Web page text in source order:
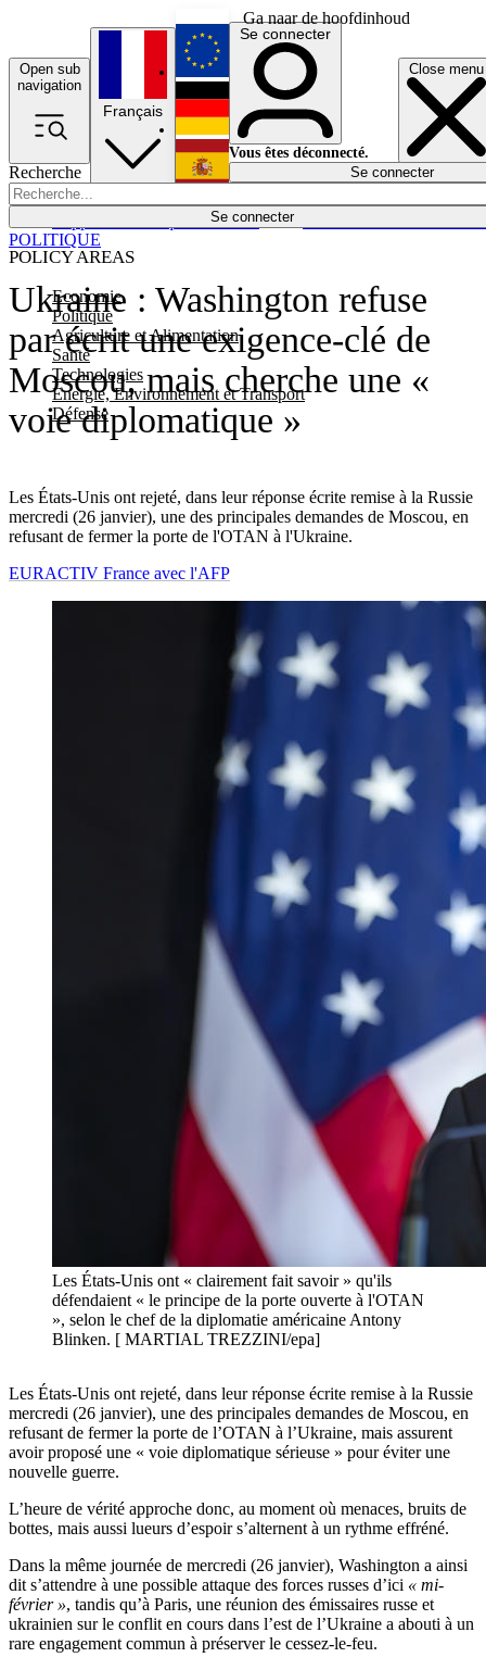
Ga naar de hoofdinhoud
Open sub
navigation
Close menu
Recherche
Se connecter
POLICY AREAS
Economie
Politique
Agriculture et Alimentation
Santé
Technologies
Energie, Environnement et Transport
Défense
Économie
Français
English
Deutsch
Español
Se connecter
Vous êtes déconnecté.
Se connecter
Ukraine : Washington refuse
par écrit une exigence-clé de
Moscou, mais cherche une «
voie diplomatique »
Les États-Unis ont rejeté, dans leur réponse écrite remise à la Russie
mercredi (26 janvier), une des principales demandes de Moscou, en
refusant de fermer la porte de l'OTAN à l'Ukraine.
POLITIQUE
EURACTIV France avec l'AFP
Les États-Unis ont « clairement fait savoir » qu'ils
défendaient « le principe de la porte ouverte à l'OTAN
», selon le chef de la diplomatie américaine Antony
Blinken. [ MARTIAL TREZZINI/epa]
Les États-Unis ont rejeté, dans leur réponse écrite remise à la Russie
mercredi (26 janvier), une des principales demandes de Moscou, en
refusant de fermer la porte de l’OTAN à l’Ukraine, mais assurent
avoir proposé une « voie diplomatique sérieuse » pour éviter une
nouvelle guerre.
L’heure de vérité approche donc, au moment où menaces, bruits de
bottes, mais aussi lueurs d’espoir s’alternent à un rythme effréné.
Dans la même journée de mercredi (26 janvier), Washington a ainsi
dit s’attendre à une possible attaque des forces russes d’ici « mi-
février », tandis qu’à Paris, une réunion des émissaires russe et
ukrainien sur le conflit en cours dans l’est de l’Ukraine a abouti à un
rare engagement commun à préserver le cessez-le-feu.